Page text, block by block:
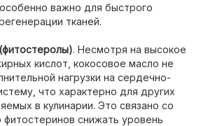
важно для быстрого
тканей.
. Несмотря на высокое
кислот, кокосовое масло не
нагрузки на сердечно-
что характерно для других
в кулинарии. Это связано со
снижать уровень